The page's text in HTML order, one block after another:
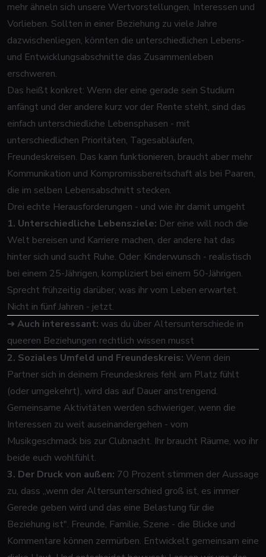
mehr ähneln sich unsere Wertvorstellungen, Interessen und
Vorlieben. Sollten in einer Beziehung zu viele Jahre
dazwischenliegen, könnten die unterschiedlichen Lebens-
und Entwicklungsabschnitte das Zusammenleben
erschweren.
Das heißt konkret: Wenn der eine gerade sein Studium
anfängt und der andere kurz vor der Rente steht, sind das
einfach unterschiedliche Lebensphasen - mit
unterschiedlichen Prioritäten, Tagesabläufen,
Freundeskreisen. Das kann funktionieren, braucht aber mehr
Kommunikation und Kompromissbereitschaft als bei Paaren,
die im selben Lebensabschnitt stecken.
Drei echte Herausforderungen - und wie ihr damit umgeht
1. Unterschiedliche Lebensziele: Der eine will noch die
Welt bereisen und Karriere machen, der andere hat das
hinter sich und sucht Ruhe. Oder: Kinderwunsch - realistisch
bei einem 25-Jährigen, kompliziert bei einem 50-Jährigen.
Sprecht frühzeitig darüber, was ihr vom Leben erwartet.
Nicht in fünf Jahren - jetzt.
➜ Auch interessant: was du über Altersunterschiede in
queeren Beziehungen rechtlich wissen musst
2. Soziales Umfeld und Freundeskreis: Wenn dein
Partner sich in deinem Freundeskreis fehl am Platz fühlt
(oder umgekehrt), wird das auf Dauer anstrengend.
Gemeinsame Aktivitäten werden schwieriger, wenn die
Interessen zu weit auseinandergehen - vom
Musikgeschmack bis zur Clubnacht. Ihr braucht Räume, wo ihr
beide euch wohlfühlt.
3. Der Druck von außen: 70 Prozent stimmen der Aussage
zu, dass „wenn der Altersunterschied groß ist, es immer
Gerede geben wird und das eine Belastung für die
Beziehung ist". Freunde, Familie, Szene - die Blicke und
Kommentare können zermürben. Entwickelt gemeinsam eine